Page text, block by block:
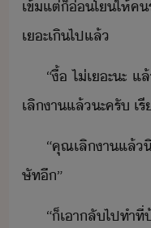
เข้​แต่​็​่โ​ให้​ค​
เะ​เิไป​แล้
“ื​้​ ​ไ่​เะ​ะ​ ​แ
เลิา​แล้​ะ​ครั​ ​เ
“​คุณ​เลิา​แล้
ษัท​ี​”
“​็​เา​ลั​ไป​ทำที​่​